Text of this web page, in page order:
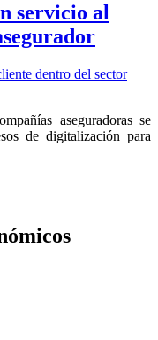
servicio al
aseguradoras se
de digitalización para